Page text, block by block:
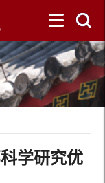
学研究优